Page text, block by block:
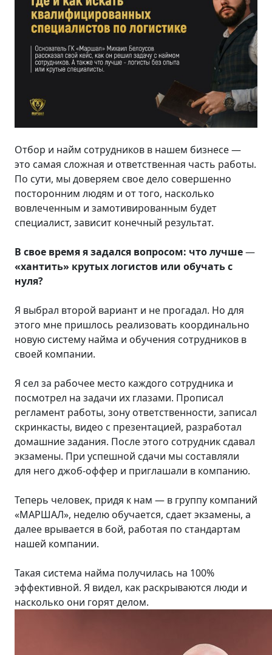
Отбор и найм сотрудников в нашем бизнесе —
это самая сложная и ответственная часть работы.
По сути, мы доверяем свое дело совершенно
посторонним людям и от того, насколько
вовлеченным и замотивированным будет
специалист, зависит конечный результат.
В свое время я задался вопросом: что лучше—
«хантить» крутых логистов или обучать с
нуля?
Я выбрал второй вариант и не прогадал. Но для
этого мне пришлось реализовать координально
новую систему найма и обучения сотрудников в
своей компании.
Я сел за рабочее место каждого сотрудника и
посмотрел на задачи их глазами. Прописал
регламент работы, зону ответственности, записал
скринкасты, видео с презентацией, разработал
домашние задания. После этого сотрудник сдавал
экзамены. При успешной сдачи мы составляли
для него джоб-оффер и приглашали в компанию.
Теперь человек, придя к нам — в группу компаний
«МАРШАЛ», неделю обучается, сдает экзамены, а
далее врывается в бой, работая по стандартам
нашей компании.
Такая система найма получилась на 100%
эффективной. Я видел, как раскрываются люди и
насколько они горят делом.